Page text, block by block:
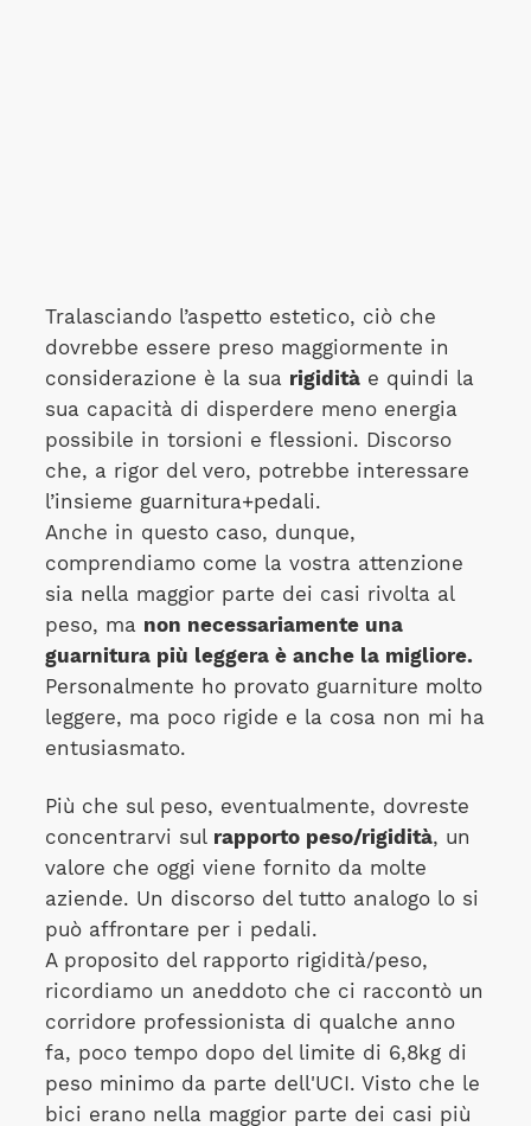
Tralasciando l’aspetto estetico, ciò che
dovrebbe essere preso maggiormente in
considerazione è la sua rigiditàe quindi la
sua capacità di disperdere meno energia
possibile in torsioni e flessioni. Discorso
che, a rigor del vero, potrebbe interessare
l’insieme guarnitura+pedali.
Anche in questo caso, dunque,
comprendiamo come la vostra attenzione
sia nella maggior parte dei casi rivolta al
peso, ma non necessariamente una
guarnitura più leggera è anche la migliore.
Personalmente ho provato guarniture molto
leggere, ma poco rigide e la cosa non mi ha
entusiasmato.
Più che sul peso, eventualmente, dovreste
concentrarvi sul rapporto peso/rigidità, un
valore che oggi viene fornito da molte
aziende. Un discorso del tutto analogo lo si
può affrontare per i pedali.
A proposito del rapporto rigidità/peso,
ricordiamo un aneddoto che ci raccontò un
corridore professionista di qualche anno
fa, poco tempo dopo del limite di 6,8kg di
peso minimo da parte dell'UCI. Visto che le
bici erano nella maggior parte dei casi più